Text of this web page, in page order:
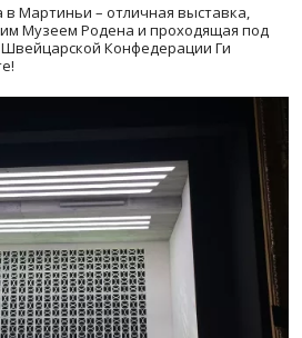
Мартиньи – отличная выставка,
Музеем Родена и проходящая под
Конфедерации Ги